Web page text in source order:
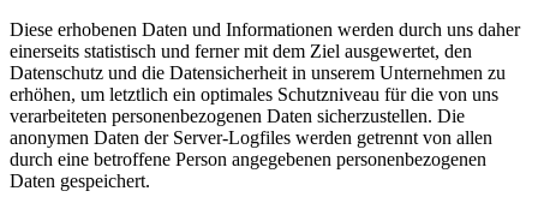
Diese erhobenen Daten und Informationen werden durch uns daher
einerseits statistisch und ferner mit dem Ziel ausgewertet, den
Datenschutz und die Datensicherheit in unserem Unternehmen zu
erhöhen, um letztlich ein optimales Schutzniveau für die von uns
verarbeiteten personenbezogenen Daten sicherzustellen. Die
anonymen Daten der Server-Logfiles werden getrennt von allen
durch eine betroffene Person angegebenen personenbezogenen
Daten gespeichert.